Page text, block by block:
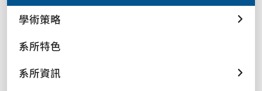
學術策略
系所特色
系所資訊